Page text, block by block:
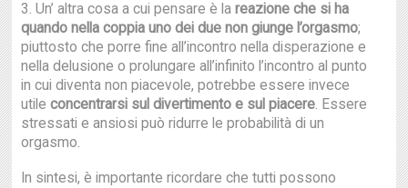
3. Un’ altra cosa a cui pensare è lareazione che si ha
quando nella coppia uno dei due non giunge l’orgasmo;
piuttosto che porre fine all’incontro nella disperazione e
nella delusione o prolungare all’infinito l’incontro al punto
in cui diventa non piacevole, potrebbe essere invece
utileconcentrarsi sul divertimento e sul piacere. Essere
stressati e ansiosi può ridurre le probabilità di un
orgasmo.
In sintesi, è importante ricordare che tutti possono